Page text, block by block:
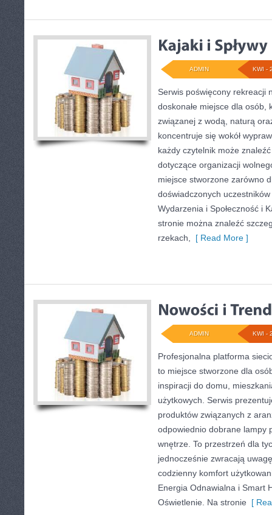
KWI -
ADMIN
Serwis poświęcony rekreacji
doskonałe miejsce dla osób,
związanej z wodą, naturą
koncentruje się wokół
każdy czytelnik może
dotyczące organizacji
miejsce stworzone zarówno
doświadczonych uczestników
Wydarzenia i Społeczność i
stronie można znaleźć
rzekach,
[ Read More ]
KWI -
ADMIN
Profesjonalna platforma
to miejsce stworzone dla
inspiracji do domu,
użytkowych. Serwis
produktów związanych z
odpowiednio dobrane lampy
wnętrze. To przestrzeń dla
jednocześnie zwracają
codzienny komfort
Energia Odnawialna i Smart
Oświetlenie. Na stronie [